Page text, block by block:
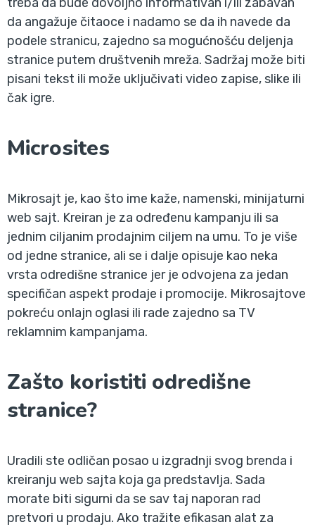
da angažuje čitaoce i nadamo se da ih navede da
podele stranicu, zajedno sa mogućnošću deljenja
stranice putem društvenih mreža. Sadržaj može biti
pisani tekst ili može uključivati video zapise, slike ili
čak igre.
Microsites
Mikrosajt je, kao što ime kaže, namenski, minijaturni
web sajt. Kreiran je za određenu kampanju ili sa
jednim ciljanim prodajnim ciljem na umu. To je više
od jedne stranice, ali se i dalje opisuje kao neka
vrsta odredišne stranice jer je odvojena za jedan
specifičan aspekt prodaje i promocije. Mikrosajtove
pokreću onlajn oglasi ili rade zajedno sa TV
reklamnim kampanjama.
Zašto koristiti odredišne
stranice?
Uradili ste odličan posao u izgradnji svog brenda i
kreiranju web sajta koja ga predstavlja. Sada
morate biti sigurni da se sav taj naporan rad
pretvori u prodaju. Ako tražite efikasan alat za